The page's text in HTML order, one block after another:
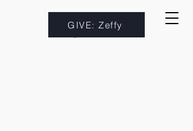
GIVE: Zeffy